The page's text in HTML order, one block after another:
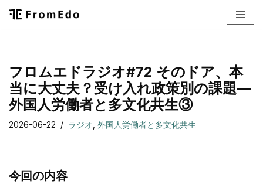
ン
ツ
へ
キ
フロムエドラジオ#72 そのドア、本
当に大丈夫？受け入れ政策別の課題―
外国人労働者と多文化共生③
2026-06-22 ラジオ 外国人労働者と多文化共生
今回の内容